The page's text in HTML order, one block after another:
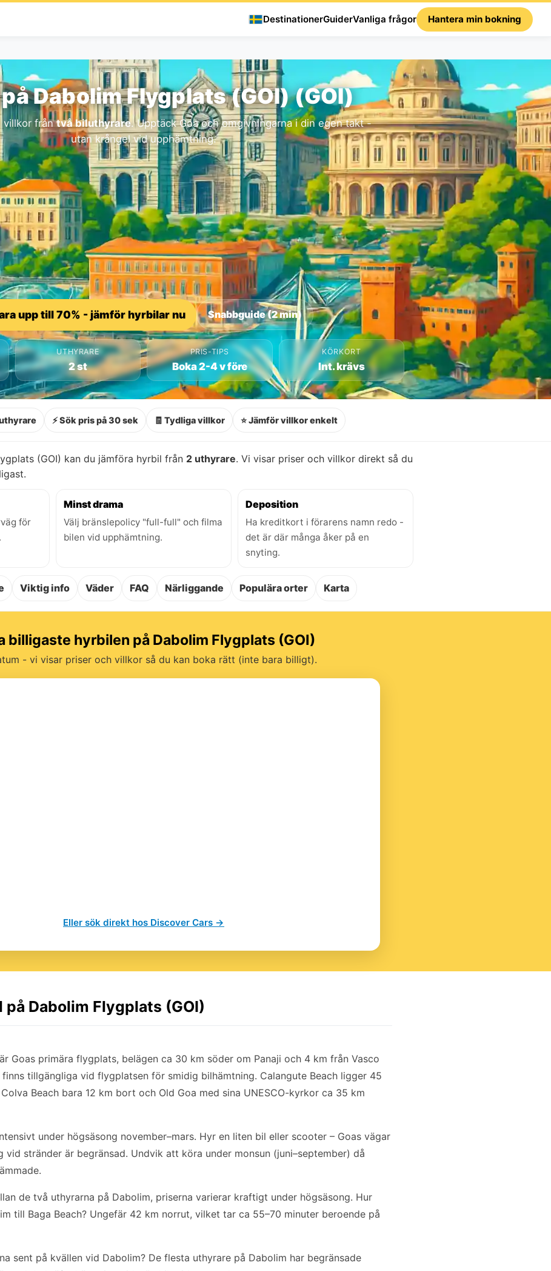
DestinationerGuiderVanliga frågor Hantera min bokning
Dabolim Flygplats (GOI) (GOI)
villkor fråntvå biluthyrare. Upptäck Goa och omgivningarna i din egen takt -
utan krångel vid upphämtning.
upp till 70% - jämför hyrbilar nu Snabbguide (2 min)
UTHYRARE
2 st
PRIS-TIPS
Boka 2-4 v före
KÖRKORT
Int. krävs
⚡ Sök pris på 30 sek 🧾 Tydliga villkor ⭐ Jämför villkor enkelt
(GOI) kan du jämföra hyrbil från 2 uthyrare. Vi visar priser och villkor direkt så du
för
Minst drama
Välj bränslepolicy "full-full" och filma
bilen vid upphämtning.
Deposition
Ha kreditkort i förarens namn redo -
det är där många åker på en
snyting.
Viktig info Väder FAQ Närliggande Populära orter Karta
billigaste hyrbilen på Dabolim Flygplats (GOI)
- vi visar priser och villkor så du kan boka rätt (inte bara billigt).
Eller sök direkt hos Discover Cars →
på Dabolim Flygplats (GOI)
Goas primära flygplats, belägen ca 30 km söder om Panaji och 4 km från Vasco
finns tillgängliga vid flygplatsen för smidig bilhämtning. Calangute Beach ligger 45
Beach bara 12 km bort och Old Goa med sina UNESCO-kyrkor ca 35 km
under högsäsong november–mars. Hyr en liten bil eller scooter – Goas vägar
vid stränder är begränsad. Undvik att köra under monsun (juni–september) då
de två uthyrarna på Dabolim, priserna varierar kraftigt under högsäsong. Hur
till Baga Beach? Ungefär 42 km norrut, vilket tar ca 55–70 minuter beroende på
sent på kvällen vid Dabolim? De flesta uthyrare på Dabolim har begränsade